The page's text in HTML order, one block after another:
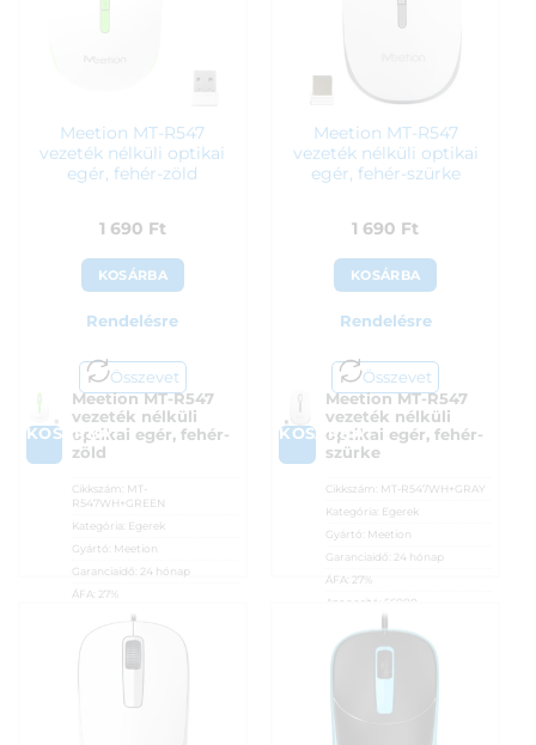
Meetion MT-R547
vezeték nélküli optikai
egér, fehér-zöld
1 690 Ft
KOSÁRBA
Rendelésre
Összevet
KOSÁRBA
Meetion MT-R547
vezeték nélküli
optikai egér, fehér-
zöld
Cikkszám: MT-
R547WH+GREEN
Kategória: Egerek
Gyártó: Meetion
Garanciaidő:
24 hónap
ÁFA:
27%
56079
1 690
Meetion MT-R547
vezeték nélküli optikai
egér, fehér-szürke
1 690 Ft
KOSÁRBA
Rendelésre
Összevet
KOSÁRBA
Meetion MT-R547
vezeték nélküli
optikai egér, fehér-
szürke
Cikkszám: MT-R547WH+GRAY
Kategória: Egerek
Gyártó: Meetion
Garanciaidő:
24 hónap
ÁFA:
27%
Azonosító:
56080
1 690Ft